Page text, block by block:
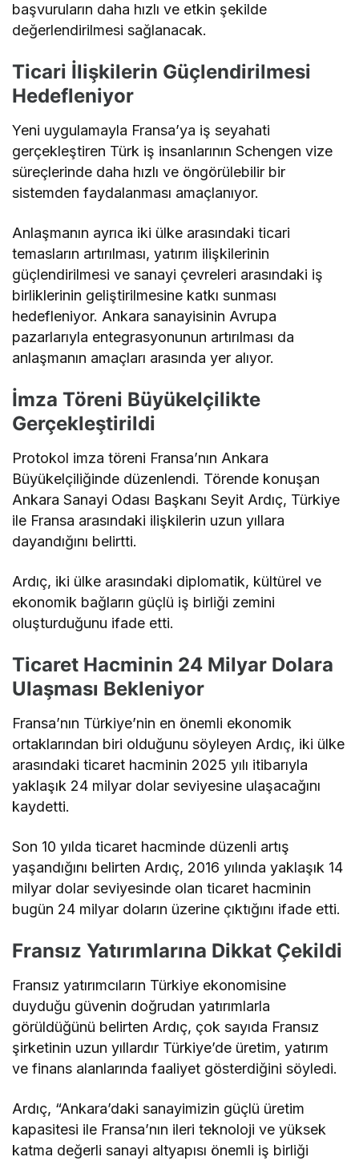
başvuruların daha hızlı ve etkin şekilde
değerlendirilmesi sağlanacak.
Ticari İlişkilerin Güçlendirilmesi
Hedefleniyor
Yeni uygulamayla Fransa’ya iş seyahati
gerçekleştiren Türk iş insanlarının Schengen vize
süreçlerinde daha hızlı ve öngörülebilir bir
sistemden faydalanması amaçlanıyor.
Anlaşmanın ayrıca iki ülke arasındaki ticari
temasların artırılması, yatırım ilişkilerinin
güçlendirilmesi ve sanayi çevreleri arasındaki iş
birliklerinin geliştirilmesine katkı sunması
hedefleniyor. Ankara sanayisinin Avrupa
pazarlarıyla entegrasyonunun artırılması da
anlaşmanın amaçları arasında yer alıyor.
İmza Töreni Büyükelçilikte
Gerçekleştirildi
Protokol imza töreni Fransa’nın Ankara
Büyükelçiliğinde düzenlendi. Törende konuşan
Ankara Sanayi Odası Başkanı Seyit Ardıç, Türkiye
ile Fransa arasındaki ilişkilerin uzun yıllara
dayandığını belirtti.
Ardıç, iki ülke arasındaki diplomatik, kültürel ve
ekonomik bağların güçlü iş birliği zemini
oluşturduğunu ifade etti.
Ticaret Hacminin 24 Milyar Dolara
Ulaşması Bekleniyor
Fransa’nın Türkiye’nin en önemli ekonomik
ortaklarından biri olduğunu söyleyen Ardıç, iki ülke
arasındaki ticaret hacminin 2025 yılı itibarıyla
yaklaşık 24 milyar dolar seviyesine ulaşacağını
kaydetti.
Son 10 yılda ticaret hacminde düzenli artış
yaşandığını belirten Ardıç, 2016 yılında yaklaşık 14
milyar dolar seviyesinde olan ticaret hacminin
bugün 24 milyar doların üzerine çıktığını ifade etti.
Fransız Yatırımlarına Dikkat Çekildi
Fransız yatırımcıların Türkiye ekonomisine
duyduğu güvenin doğrudan yatırımlarla
görüldüğünü belirten Ardıç, çok sayıda Fransız
şirketinin uzun yıllardır Türkiye’de üretim, yatırım
ve finans alanlarında faaliyet gösterdiğini söyledi.
Ardıç, “Ankara’daki sanayimizin güçlü üretim
kapasitesi ile Fransa’nın ileri teknoloji ve yüksek
katma değerli sanayi altyapısı önemli iş birliği